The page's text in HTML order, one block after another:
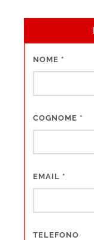
NOME *
COGNOME *
EMAIL *
TELEFONO